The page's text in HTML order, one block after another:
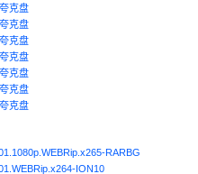
夸克盘
夸克盘
夸克盘
夸克盘
夸克盘
夸克盘
夸克盘
RARBG
ION10